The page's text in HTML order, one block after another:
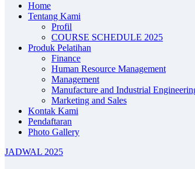
Home
Tentang Kami
Profil
COURSE SCHEDULE 2025
Produk Pelatihan
Finance
Human Resource Management
Management
Manufacture and Industrial
Marketing and Sales
Kontak Kami
Pendaftaran
Photo Gallery
JADWAL 2025